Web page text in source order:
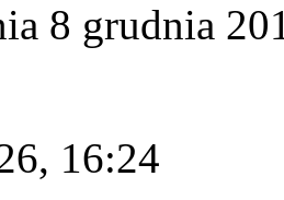
8 grudnia
16:24